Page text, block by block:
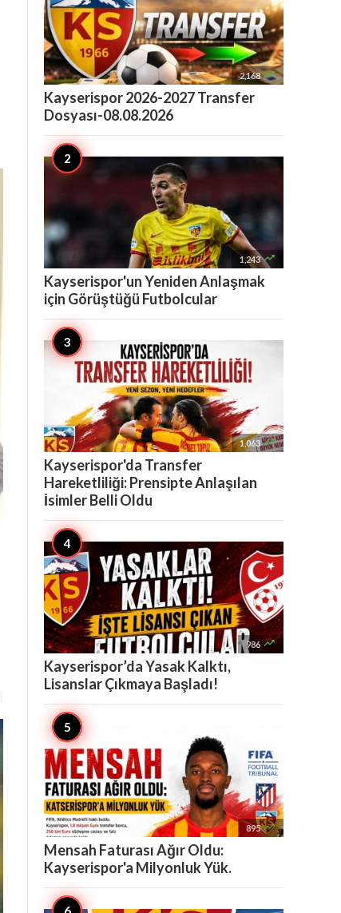
2,168 
Kayserispor 2026-2027 Transfer
Dosyası-08.08.2026
1,243 
Kayserispor'un Yeniden Anlaşmak
için Görüştüğü Futbolcular
1,063 
Kayserispor'da Transfer
Hareketliliği: Prensipte Anlaşılan
İsimler Belli Oldu
986 
Kayserispor’da Yasak Kalktı,
Lisanslar Çıkmaya Başladı!
895 
Mensah Faturası Ağır Oldu:
Kayserispor'a Milyonluk Yük.